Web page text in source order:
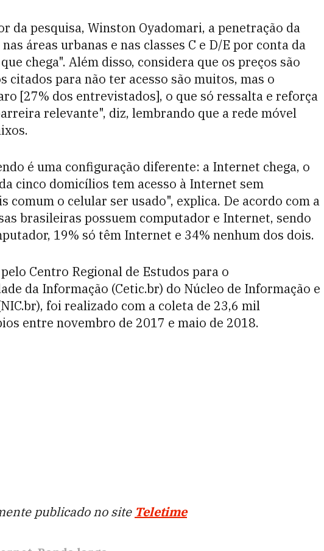
da pesquisa, Winston Oyadomari, a penetração da
áreas urbanas e nas classes C e D/E por conta da
chega". Além disso, considera que os preços são
citados para não ter acesso são muitos, mas o
[27% dos entrevistados], o que só ressalta e reforça
relevante", diz, lembrando que a rede móvel
é uma configuração diferente: a Internet chega, o
cinco domicílios tem acesso à Internet sem
comum o celular ser usado", explica. De acordo com a
brasileiras possuem computador e Internet, sendo
19% só têm Internet e 34% nenhum dos dois.
Centro Regional de Estudos para o
da Informação (Cetic.br) do Núcleo de Informação e
foi realizado com a coleta de 23,6 mil
entre novembro de 2017 e maio de 2018.
publicado no site Teletime